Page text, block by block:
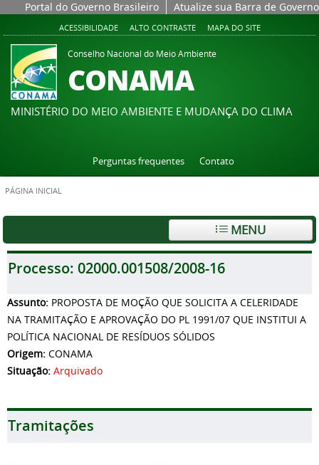
Portal do Governo Brasileiro Atualize sua Barra de Governo
ACESSIBILIDADE ALTO CONTRASTE MAPA DO SITE
Conselho Nacional do Meio Ambiente
CONAMA
MINISTÉRIO DO MEIO AMBIENTE E MUDANÇA DO CLIMA
Perguntas frequentes Contato
PÁGINA INICIAL
MENU
Processo: 02000.001508/2008-16
Assunto: PROPOSTA DE MOÇÃO QUE SOLICITA A CELERIDADE
NA TRAMITAÇÃO E APROVAÇÃO DO PL 1991/07 QUE INSTITUI A
POLÍTICA NACIONAL DE RESÍDUOS SÓLIDOS
Origem: CONAMA
Situação: Arquivado
Tramitações